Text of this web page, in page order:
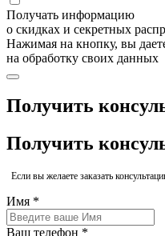
Получать информацию
о скидках и секретных
Нажимая на кнопку, вы
на обработку своих данных
Получить
Получить
Если вы желаете заказать
Имя *
Ваш телефон *